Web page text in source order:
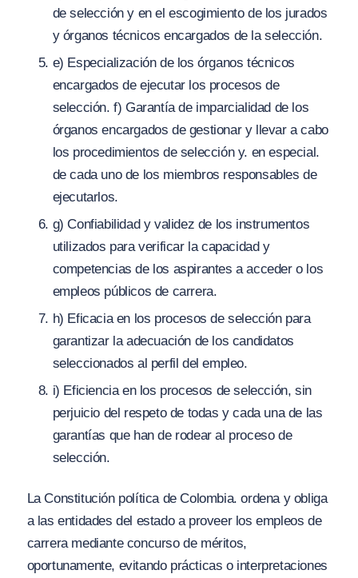
de selección y en el escogimiento de los jurados
y órganos técnicos encargados de la selección.
e) Especialización de los órganos técnicos
encargados de ejecutar los procesos de
selección. f) Garantía de imparcialidad de los
órganos encargados de gestionar y llevar a cabo
los procedimientos de selección y. en especial.
de cada uno de los miembros responsables de
ejecutarlos.
g) Confiabilidad y validez de los instrumentos
utilizados para verificar la capacidad y
competencias de los aspirantes a acceder o los
empleos públicos de carrera.
h) Eficacia en los procesos de selección para
garantizar la adecuación de los candidatos
seleccionados al perfil del empleo.
i) Eficiencia en los procesos de selección, sin
perjuicio del respeto de todas y cada una de las
garantías que han de rodear al proceso de
selección.
La Constitución política de Colombia. ordena y obliga
a las entidades del estado a proveer los empleos de
carrera mediante concurso de méritos,
oportunamente, evitando prácticas o interpretaciones